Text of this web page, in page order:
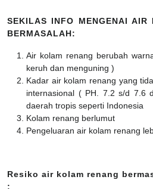
SEKILAS INFO MENGENAI AIR
BERMASALAH:
Air kolam renang berubah
keruh dan menguning )
Kadar air kolam renang yang
internasional ( PH. 7.2 s/d 7.6
daerah tropis seperti Indonesia
Kolam renang berlumut
Pengeluaran air kolam renang
Resiko air kolam renang
: